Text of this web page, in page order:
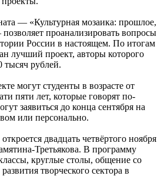
— «Культурная мозаика: прошлое,
проанализировать вопросы
России в настоящем. По итогам
лучший проект, авторы которого
тысяч рублей.
могут студенты в возрасте от
пяти лет, которые говорят по-
заявиться до конца сентября на
или персонально.
двадцать четвёртого ноября
Третьякова. В программу
круглые столы, общение со
творческого сектора в